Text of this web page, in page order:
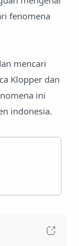
fenomena
mencari
Klopper dan
ini
indonesia.